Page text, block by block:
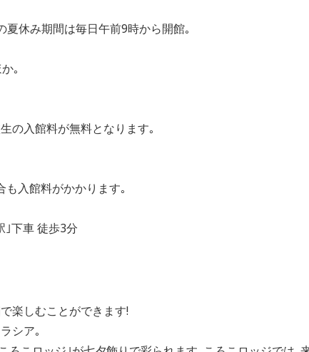
休み期間は毎日午前9時から開館｡
｡
の入館料が無料となります｡
入館料がかかります｡
｣下車 徒歩3分
楽しむことができます!
シア｡